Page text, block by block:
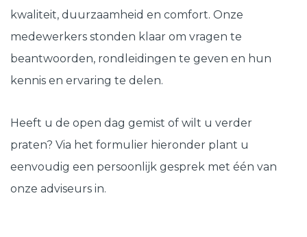
kwaliteit, duurzaamheid en comfort. Onze
medewerkers stonden klaar om vragen te
beantwoorden, rondleidingen te geven en hun
kennis en ervaring te delen.
Heeft u de open dag gemist of wilt u verder
praten? Via het formulier hieronder plant u
eenvoudig een persoonlijk gesprek met één van
onze adviseurs in.